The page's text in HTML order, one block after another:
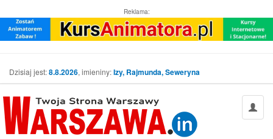
Reklama:
Dzisiaj jest:8.8.2026, imieniny:Izy, Rajmunda, Seweryna